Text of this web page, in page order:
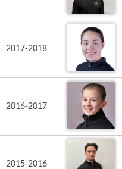
2017-2018
2016-2017
2015-2016